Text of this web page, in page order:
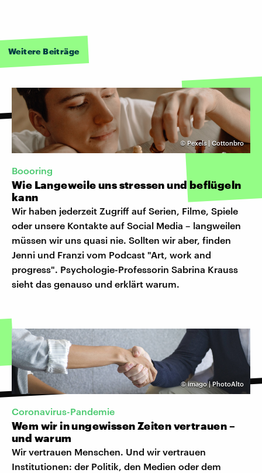
Weitere Beiträge
© Pexels | Cottonbro
Boooring
Wie Langeweile uns stressen und beflügeln
kann
Wir haben jederzeit Zugriff auf Serien, Filme, Spiele
oder unsere Kontakte auf Social Media – langweilen
müssen wir uns quasi nie. Sollten wir aber, finden
Jenni und Franzi vom Podcast "Art, work and
progress". Psychologie-Professorin Sabrina Krauss
sieht das genauso und erklärt warum.
©imago | PhotoAlto
Coronavirus-Pandemie
Wem wir in ungewissen Zeiten vertrauen –
und warum
Wir vertrauen Menschen. Und wir vertrauen
Institutionen: der Politik, den Medien oder dem